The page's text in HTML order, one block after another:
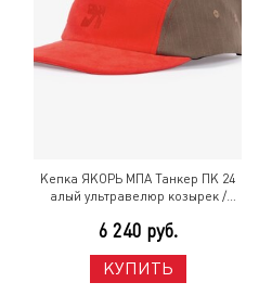
Кепка ЯКОРЬ МПА Танкер ПК 24
алый ультравелюр козырек /
Разноцветный
6 240 руб.
КУПИТЬ